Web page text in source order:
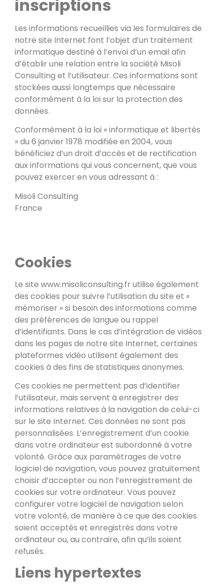
inscriptions
Les informations recueillies via les formulaires de
notre site Internet font l’objet d’un traitement
informatique destiné à l’envoi d’un email afin
d’établir une relation entre la société Misoli
Consulting et l’utilisateur. Ces informations sont
stockées aussi longtemps que nécessaire
conformément à la loi sur la protection des
données.
Conformément à la loi « informatique et libertés
» du 6 janvier 1978 modifiée en 2004, vous
bénéficiez d’un droit d’accès et de rectification
aux informations qui vous concernent, que vous
pouvez exercer en vous adressant à :
Misoli Consulting
France
Cookies
Le site www.misoliconsulting.fr utilise également
des cookies pour suivre l’utilisation du site et «
mémoriser » si besoin des informations comme
des préférences de langue ou rappel
d’identifiants. Dans le cas d’intégration de vidéos
dans les pages de notre site Internet, certaines
plateformes vidéo utilisent également des
cookies à des fins de statistiques anonymes.
Ces cookies ne permettent pas d’identifier
l’utilisateur, mais servent à enregistrer des
informations relatives à la navigation de celui-ci
sur le site Internet. Ces données ne sont pas
personnalisées. L’enregistrement d’un cookie
dans votre ordinateur est subordonné à votre
volonté. Grâce aux paramétrages de votre
logiciel de navigation, vous pouvez gratuitement
choisir d’accepter ou non l’enregistrement de
cookies sur votre ordinateur. Vous pouvez
configurer votre logiciel de navigation selon
votre volonté, de manière à ce que des cookies
soient acceptés et enregistrés dans votre
ordinateur ou, au contraire, afin qu’ils soient
refusés.
Liens hypertextes